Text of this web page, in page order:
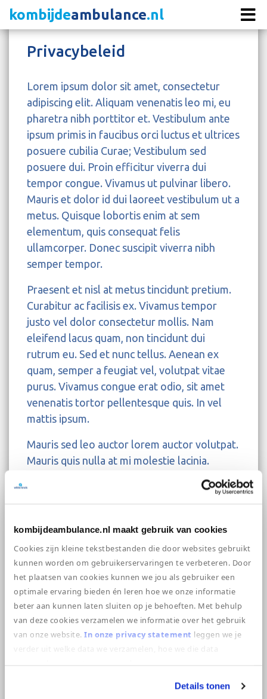
kombijdeambulance.nl maakt gebruik van cookies
Cookies zijn kleine tekstbestanden die door websites gebruikt
kunnen worden om gebruikerservaringen te verbeteren. Door
het plaatsen van cookies kunnen we jou als gebruiker een
optimale ervaring bieden én leren hoe we onze informatie
beter aan kunnen laten sluiten op je behoeften. Met behulp
van deze cookies verzamelen we informatie over het gebruik
van onze website. In onze privacy statement leggen we je
Details tonen
kombijdeambulance.nl
Privacybeleid
Lorem ipsum dolor sit amet, consectetur
adipiscing elit. Aliquam venenatis leo mi, eu
pharetra nibh porttitor et. Vestibulum ante
ipsum primis in faucibus orci luctus et ultrices
posuere cubilia Curae; Vestibulum sed
posuere dui. Proin efficitur viverra dui
tempor congue. Vivamus ut pulvinar libero.
Mauris et dolor id dui laoreet vestibulum ut a
metus. Quisque lobortis enim at sem
elementum, quis consequat felis
ullamcorper. Donec suscipit viverra nibh
semper tempor.
Praesent et nisl at metus tincidunt pretium.
Curabitur ac facilisis ex. Vivamus tempor
justo vel dolor consectetur mollis. Nam
eleifend lacus quam, non tincidunt dui
rutrum eu. Sed et nunc tellus. Aenean ex
quam, semper a feugiat vel, volutpat vitae
purus. Vivamus congue erat odio, sit amet
venenatis tortor pellentesque quis. In vel
mattis ipsum.
Mauris sed leo auctor lorem auctor volutpat.
Mauris quis nulla at mi molestie lacinia.
Pellentesque a massa bibendum, iaculis
tellus a, luctus purus. Donec dui ipsum,
faucibus erat. Sed consectetur malesuada
consectetur adipiscing elit. Curabitur ut
semper velit. Nunc rhoncus sem libero.
Aenean suscipit quam ac neque bibendum
sodales. Nam quis lectus ligula. Duis quis mi
sed enim scelerisque consectetur sit amet sit
viverra et, ultricies a nisl. Aenean erat risus,